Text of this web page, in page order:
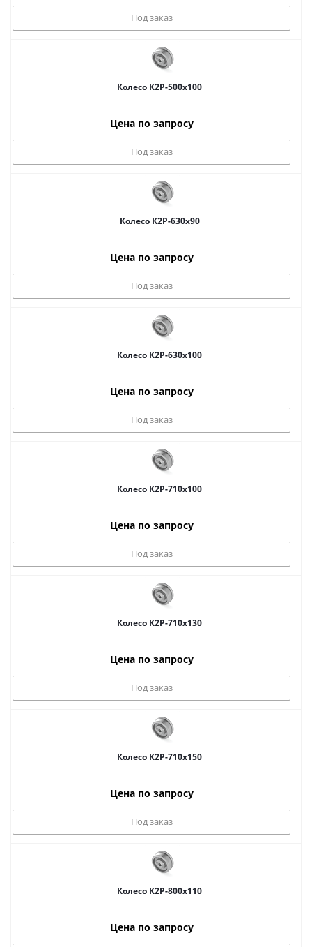
Под заказ
Колесо К2Р-500x100
Цена по запросу
Под заказ
Колесо К2Р-630x90
Цена по запросу
Под заказ
Колесо К2Р-630x100
Цена по запросу
Под заказ
Колесо К2Р-710x100
Цена по запросу
Под заказ
Колесо К2Р-710x130
Цена по запросу
Под заказ
Колесо К2Р-710x150
Цена по запросу
Под заказ
Колесо К2Р-800x110
Цена по запросу